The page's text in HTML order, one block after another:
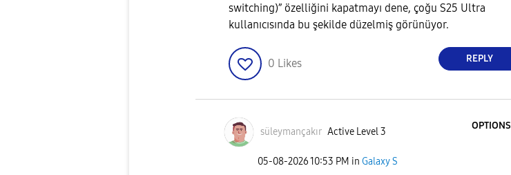
d
o
switching)” özelliğini kapatmayı dene, çoğu S25 Ultra
kullanıcısında bu şekilde düzelmiş görünüyor.
0 Likes REPLY
süleymançakır Active Level 3
OPTIONS
‎05-08-202610:53 PM in Galaxy S